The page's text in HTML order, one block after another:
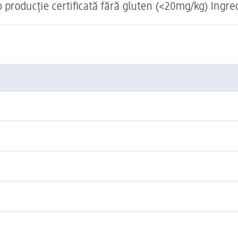
certificată fără gluten (<20mg/kg)